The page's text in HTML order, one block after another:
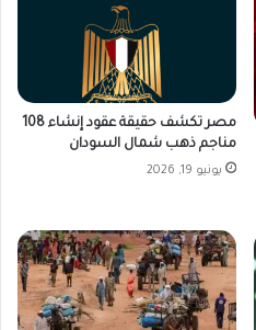
مصر تكشف حقيقة عقود إنشاء 108
مناجم ذهب شمال السودان
يونيو 19, 2026